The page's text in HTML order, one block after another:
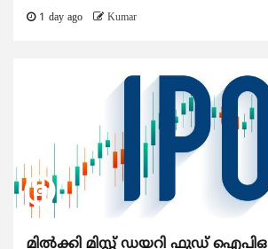
1 day ago Kumar
മിൽക്കി മിസ്റ്റ് ഡയറി ഫുഡ് ഐപിഒ